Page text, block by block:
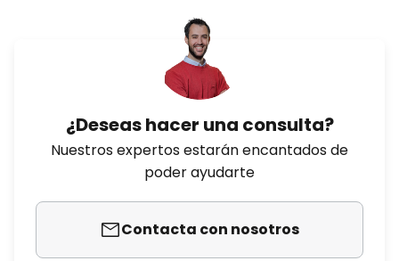
¿Deseas hacer una consulta?
Nuestros expertos estarán encantados de
poder ayudarte
Contacta con nosotros